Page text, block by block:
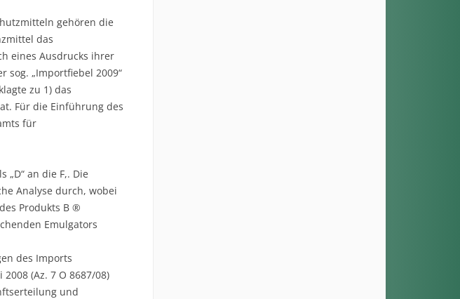
gehören die
das
eines Ausdrucks ihrer
sog. „Importfiebel 2009“
zu 1) das
Für die Einführung des
für
an die F,. Die
Analyse durch, wobei
Produkts B ®
Emulgators
des Imports
(Az. 7 O 8687/08)
und